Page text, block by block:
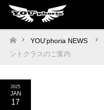
ホーム
YOU’phoria NEWS
ントクラスのご案内
2025
JAN
17